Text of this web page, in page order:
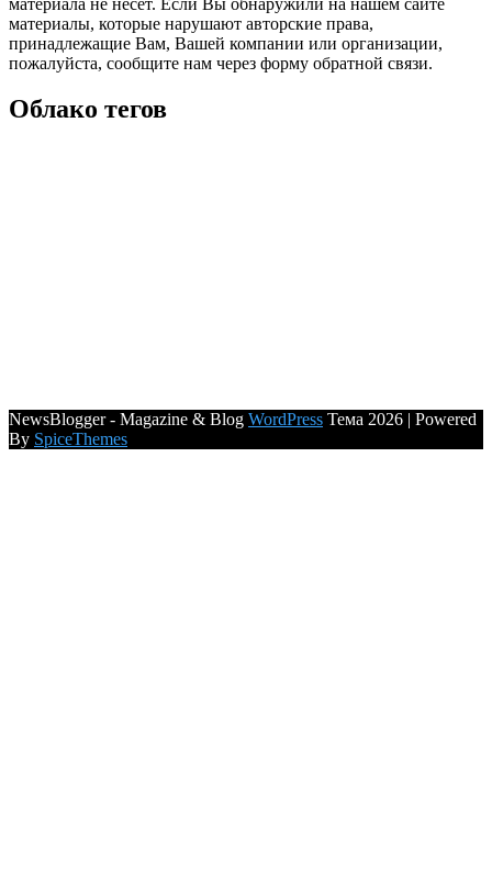
материалы, которые нарушают авторские права,
принадлежащие Вам, Вашей компании или организации,
пожалуйста, сообщите нам через форму обратной связи.
Облако тегов
NewsBlogger - Magazine & Blog WordPress Тема 2026 | Powered
By SpiceThemes